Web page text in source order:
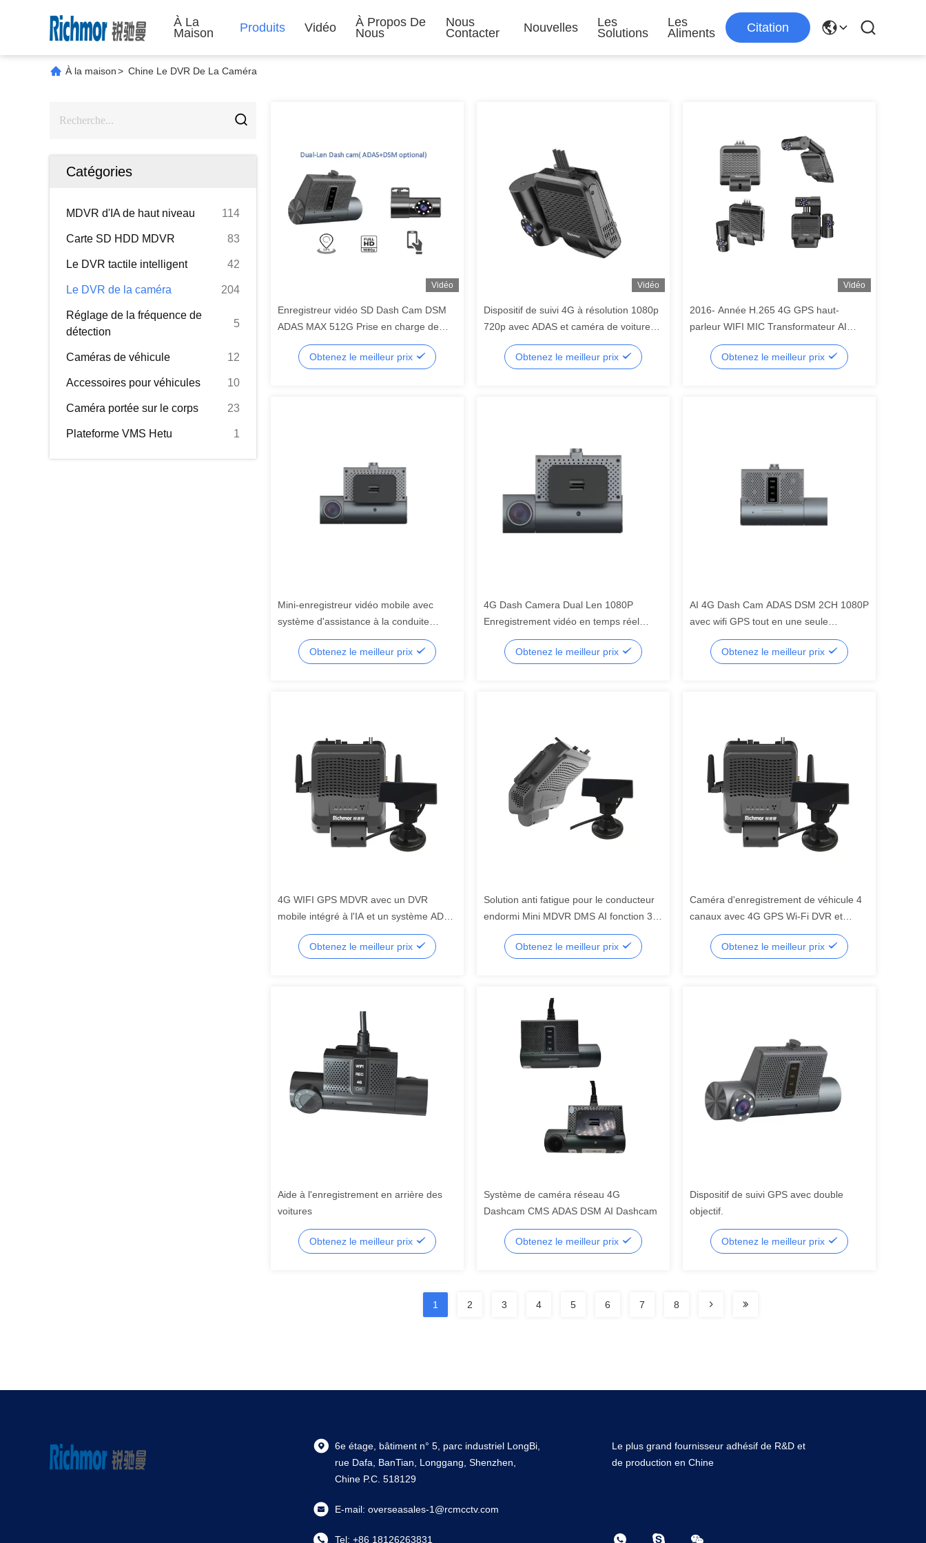
À La
Maison
Produits Vidéo
À Propos De
Nous
Nous
Contacter
Nouvelles
Les
Solutions
Les
Aliments
Citation
À la maison> Chine Le DVR De La Caméra
Catégories
MDVR d'IA de haut niveau 114
Carte SD HDD MDVR 83
Le DVR tactile intelligent 42
Le DVR de la caméra 204
Réglage de la fréquence de
détection
5
Caméras de véhicule 12
Accessoires pour véhicules 10
Caméra portée sur le corps 23
Plateforme VMS Hetu 1
Vidéo
Enregistreur vidéo SD Dash Cam DSM
ADAS MAX 512G Prise en charge de
l'interconnexion à distance Protocole
JT808
Obtenez le meilleur prix
Vidéo
Dispositif de suivi 4G à résolution 1080p
720p avec ADAS et caméra de voiture
face à la route
Obtenez le meilleur prix
Vidéo
2016- Année H.265 4G GPS haut-
parleur WIFI MIC Transformateur AI
Dashcam Neuf formes ADAS et DSM en
option
Obtenez le meilleur prix
Mini-enregistreur vidéo mobile avec
système d'assistance à la conduite
avancé MAX 3CH
Obtenez le meilleur prix
4G Dash Camera Dual Len 1080P
Enregistrement vidéo en temps réel
DSM ADAS Système Mdvr
Obtenez le meilleur prix
AI 4G Dash Cam ADAS DSM 2CH 1080P
avec wifi GPS tout en une seule
conception
Obtenez le meilleur prix
4G WIFI GPS MDVR avec un DVR
mobile intégré à l'IA et un système ADAS
MDVR sans fil 4CH
Obtenez le meilleur prix
Solution anti fatigue pour le conducteur
endormi Mini MDVR DMS AI fonction 3G
4G GPS Wifi Truck Dashcam
Obtenez le meilleur prix
Caméra d'enregistrement de véhicule 4
canaux avec 4G GPS Wi-Fi DVR et
intégration ADAS
Obtenez le meilleur prix
Aide à l'enregistrement en arrière des
voitures
Obtenez le meilleur prix
Système de caméra réseau 4G
Dashcam CMS ADAS DSM AI Dashcam
Obtenez le meilleur prix
Dispositif de suivi GPS avec double
objectif.
Obtenez le meilleur prix
1 2 3 4 5 6 7 8
6e étage, bâtiment n° 5, parc industriel LongBi,
rue Dafa, BanTian, Longgang, Shenzhen,
Chine P.C. 518129
E-mail: overseasales-1@rcmcctv.com
Tel: +86 18126263831
Le plus grand fournisseur adhésif de R&D et
de production en Chine